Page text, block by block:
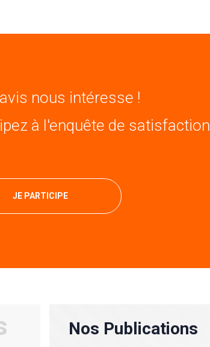
nous intéresse !
à l'enquête de satisfaction
JE PARTICIPE
Nos Publications